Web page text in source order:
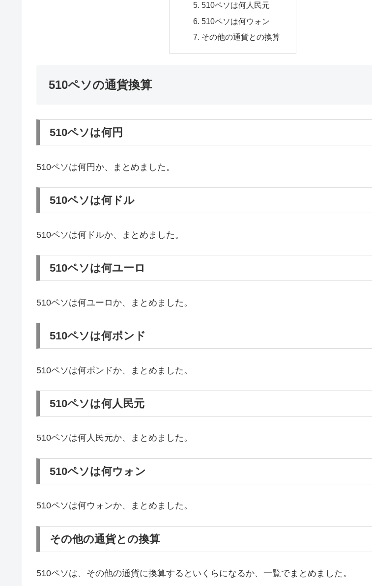
510ペソは何人民元
510ペソは何ウォン
その他の通貨との換算
510ペソの通貨換算
510ペソは何円
510ペソは何円か、まとめました。
510ペソは何ドル
510ペソは何ドルか、まとめました。
510ペソは何ユーロ
510ペソは何ユーロか、まとめました。
510ペソは何ポンド
510ペソは何ポンドか、まとめました。
510ペソは何人民元
510ペソは何人民元か、まとめました。
510ペソは何ウォン
510ペソは何ウォンか、まとめました。
その他の通貨との換算
510ペソは、その他の通貨に換算するといくらになるか、一覧でまとめました。